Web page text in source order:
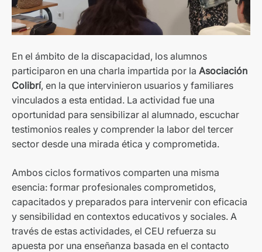
En el ámbito de la discapacidad, los alumnos
participaron en una charla impartida por la Asociación
Colibrí, en la que intervinieron usuarios y familiares
vinculados a esta entidad. La actividad fue una
oportunidad para sensibilizar al alumnado, escuchar
testimonios reales y comprender la labor del tercer
sector desde una mirada ética y comprometida.
Ambos ciclos formativos comparten una misma
esencia: formar profesionales comprometidos,
capacitados y preparados para intervenir con eficacia
y sensibilidad en contextos educativos y sociales. A
través de estas actividades, el CEU refuerza su
apuesta por una enseñanza basada en el contacto